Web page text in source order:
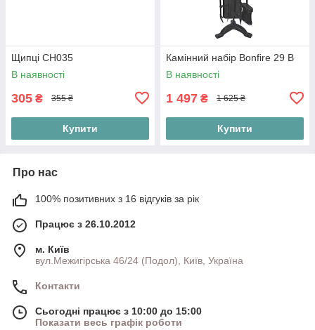
Щипці СН035
В наявності
305 ₴ 355 ₴
Купити
Камінний набір Bonfire 29 В
В наявності
1 497 ₴ 1 625 ₴
Купити
Про нас
100% позитивних з 16 відгуків за рік
Працює з 26.10.2012
м. Київ
вул.Межигірська 46/24 (Подол), Київ, Україна
Контакти
Сьогодні працює з 10:00 до 15:00
Показати весь графік роботи